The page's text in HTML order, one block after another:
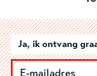
Ja, ik ontvang